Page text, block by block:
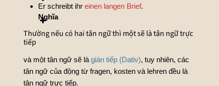
Er schreibt ihr einen langen Brief.
Nghĩa
Thường nếu có hai tân ngữ thì một sẽ là tân ngữ trực
tiếp
và một tân ngữ sẽ là gián tiếp (Dativ), tuy nhiên, các
tân ngữ của động từ fragen, kosten và lehren đều là
tân ngữ trực tiếp.